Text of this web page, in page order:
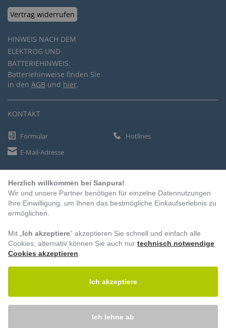
Vertrag widerrufen
HINWEIS NACH DEM
ELEKTROG UND
BATTERIEHINWEIS:
Batteriehinweise finden Sie
in den AGB und hier.
KONTAKT
Formular
Hotlines
E-Mail-Adresse
ZAHLUNGSARTEN
Vorkasse
BESUCHEN SIE UNS
Herzlich willkommen bei Sanpura!
Wir und unsere Partner benötigen für einzelne Datennutzungen
Ihre Einwilligung, um Ihnen das bestmögliche Einkaufserlebnis zu
ermöglichen.
Mit „ Ich akzeptiere“ akzeptieren Sie schnell und einfach alle
Cookies, alternativ können Sie auch nur technisch notwendige
Cookies akzeptieren
Ich akzeptiere
Ich lehne ab